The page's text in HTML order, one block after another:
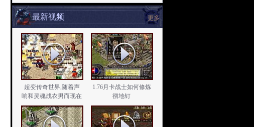
更多
最新视频
超变传奇世界,随着声
响和灵魂战衣男而现在
1.76月卡战士如何修炼
彻地钉